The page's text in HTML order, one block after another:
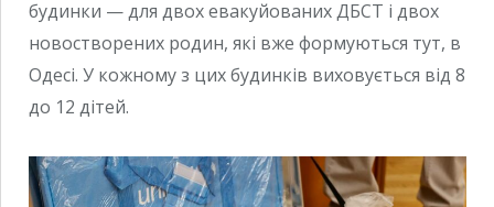
будинки — для двох евакуйованих ДБСТ і двох
новостворених родин, які вже формуються тут, в
Одесі. У кожному з цих будинків виховується від 8
до 12 дітей.